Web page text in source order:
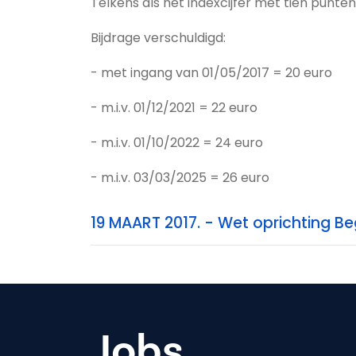
Bijdrage verschuldigd:
- met ingang van 01/05/2017 = 20 euro
- m.i.v. 01/12/2021 = 22 euro
- m.i.v. 01/10/2022 = 24 euro
- m.i.v. 03/03/2025 = 26 euro
19 MAART 2017. - Wet oprichting